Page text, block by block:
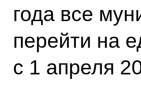
года все
перейти на
с 1 апреля